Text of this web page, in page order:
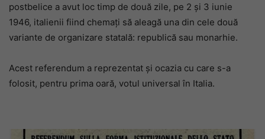
postbelice a avut loc timp de două zile, pe 2 și 3 iunie
1946, italienii fiind chemați să aleagă una din cele două
variante de organizare statală: republică sau monarhie.
Acest referendum a reprezentat și ocazia cu care s-a
folosit, pentru prima oară, votul universal în Italia.